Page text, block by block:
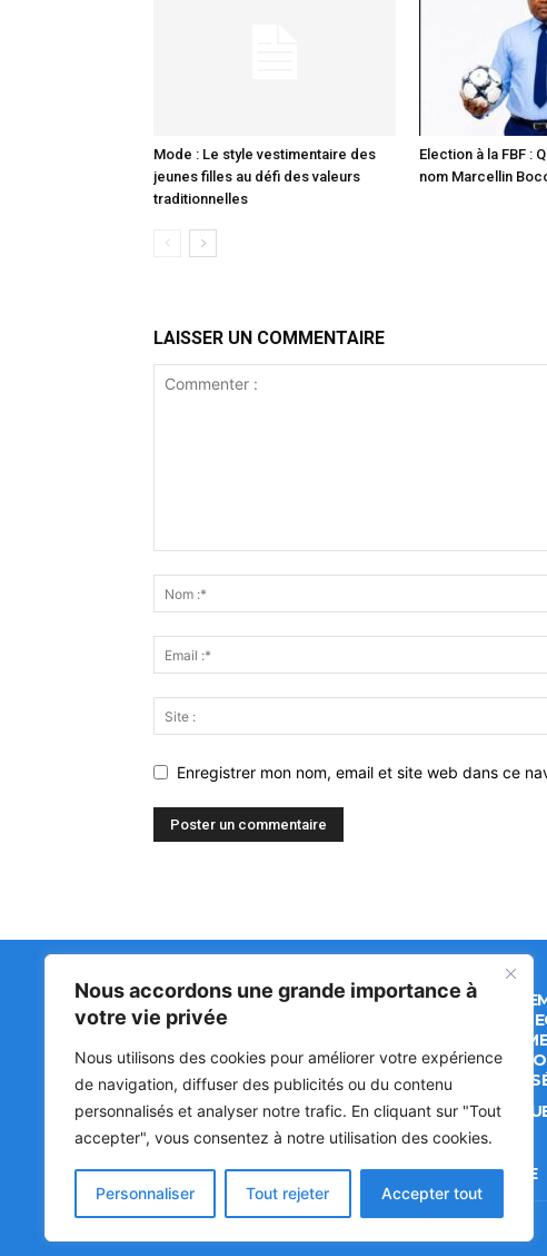
Nous accordons une grande importance à
votre vie privée
Nous utilisons des cookies pour améliorer votre expérience
de navigation, diffuser des publicités ou du contenu
personnalisés et analyser notre trafic. En cliquant sur "Tout
accepter", vous consentez à notre utilisation des cookies.
Personnaliser Tout rejeter Accepter tout
Mode : Le style vestimentaire des
jeunes filles au défi des valeurs
traditionnelles
Election à la FBF :
nom Marcellin
LAISSER UN COMMENTAIRE
Enregistrer mon nom, email et site web dans ce
Matin Libre
Premiers sur l'info !
47ᵉ
LA
PRIVÉE:
BÉNIN À
SOCIÉTÉ
CULTURE